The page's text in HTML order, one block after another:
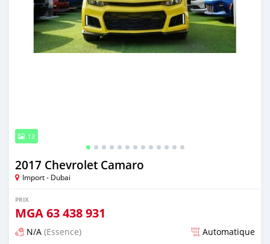
13
2017 Chevrolet Camaro
Import - Dubai
PRIX
MGA63 438 931
N/A (Essence) Automatique